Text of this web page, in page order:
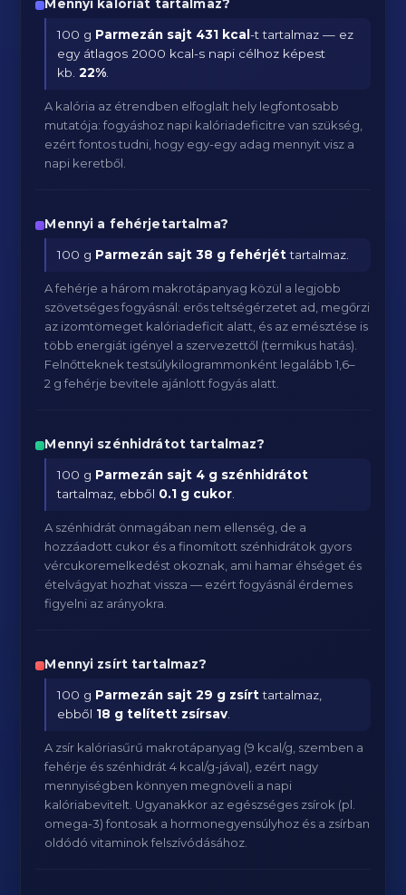
Mennyi kalóriát tartalmaz?
100 g Parmezán sajt 431 kcal-t tartalmaz — ez
egy átlagos 2000 kcal-s napi célhoz képest
kb.22%
A kalória az étrendben elfoglalt hely legfontosabb
mutatója: fogyáshoz napi kalóriadeficitre van szükség,
ezért fontos tudni, hogy egy-egy adag mennyit visz a
napi keretből.
Mennyi a fehérjetartalma?
100 g Parmezán sajt 38 g fehérjéttartalmaz.
A fehérje a három makrotápanyag közül a legjobb
szövetséges fogyásnál: erős teltségérzetet ad, megőrzi
az izomtömeget kalóriadeficit alatt, és az emésztése is
több energiát igényel a szervezettől (termikus hatás).
Felnőtteknek testsúlykilogrammonként legalább 1,6–
2 g fehérje bevitele ajánlott fogyás alatt.
Mennyi szénhidrátot tartalmaz?
100 g Parmezán sajt 4 g szénhidrátot
tartalmaz, ebből 0.1 g cukor
A szénhidrát önmagában nem ellenség, de a
hozzáadott cukor és a finomított szénhidrátok gyors
vércukoremelkedést okoznak, ami hamar éhséget és
ételvágyat hozhat vissza — ezért fogyásnál érdemes
figyelni az arányokra.
Mennyi zsírt tartalmaz?
100 g Parmezán sajt 29 g zsírttartalmaz,
ebből 18 g telített zsírsav
A zsír kalóriasűrű makrotápanyag (9 kcal/g, szemben a
fehérje és szénhidrát 4 kcal/g-jával), ezért nagy
mennyiségben könnyen megnöveli a napi
kalóriabevitelt. Ugyanakkor az egészséges zsírok (pl.
omega-3) fontosak a hormonegyensúlyhoz és a zsírban
oldódó vitaminok felszívódásához.